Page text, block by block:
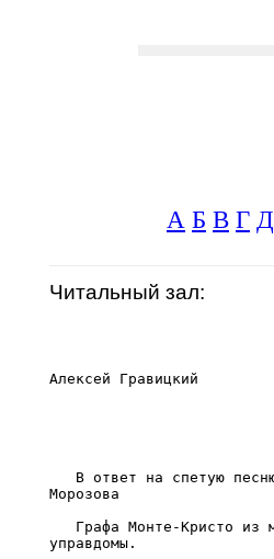
А Б В Г Д
Читальный зал:
Алексей Гравицкий
В ответ на спетую
Морозова
Графа Монте-Кристо из
управдомы.